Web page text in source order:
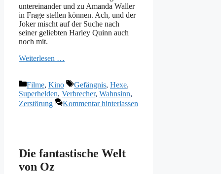
untereinander und zu Amanda Waller
in Frage stellen können. Ach, und der
Joker mischt auf der Suche nach
seiner geliebten Harley Quinn auch
noch mit.
Weiterlesen …
Kategorien
Filme, Kino Schlagwörter
Gefängnis, Hexe,
Superhelden, Verbrecher, Wahnsinn,
Zerstörung
Kommentar hinterlassen
Die fantastische Welt
von Oz